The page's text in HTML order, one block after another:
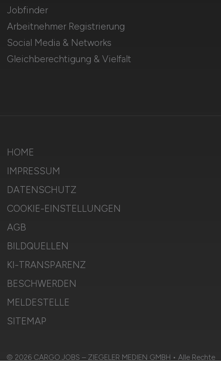
Jobfinder
Arbeitnehmer Registrierung
Social Media & Networks
Gleichberechtigung & Vielfalt
HOME
IMPRESSUM
DATENSCHUTZ
COOKIE-EINSTELLUNGEN
AGB
BILDQUELLEN
KI-TRANSPARENZ
BESCHWERDEN
MELDESTELLE
SITEMAP
© 2026 CARGO.JOBS – ZIEGELER MEDIEN GMBH • Alle Rechte